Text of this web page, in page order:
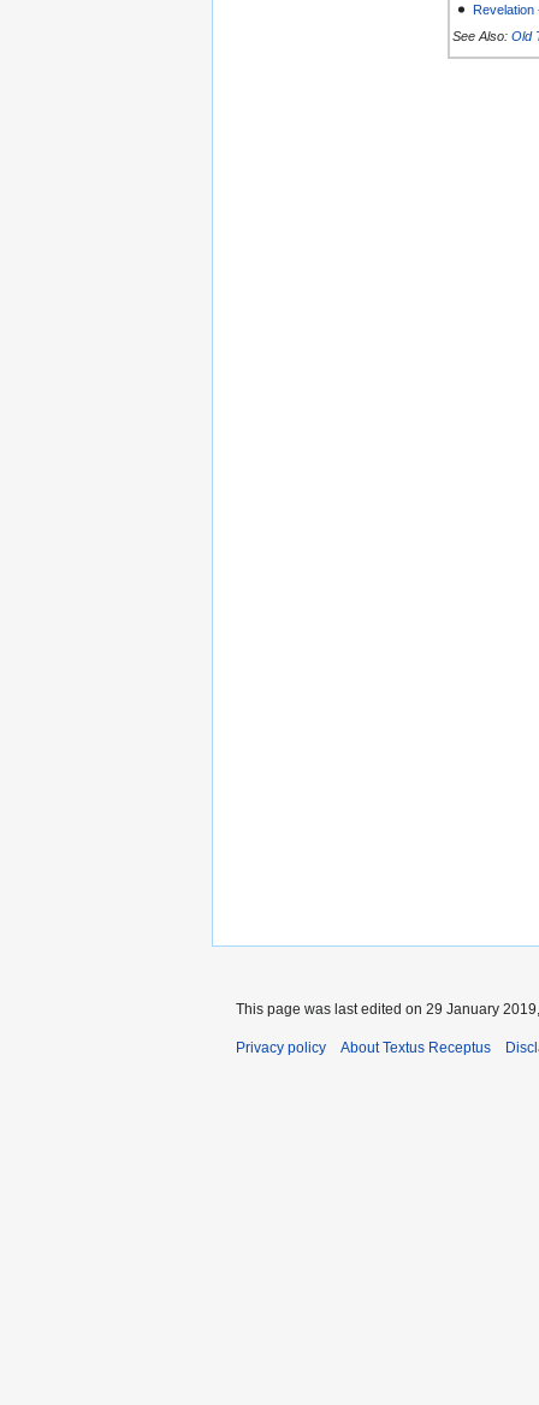
Revelation
See Also: Old
This page was last edited on 29 January
Privacy policy About Textus Receptus